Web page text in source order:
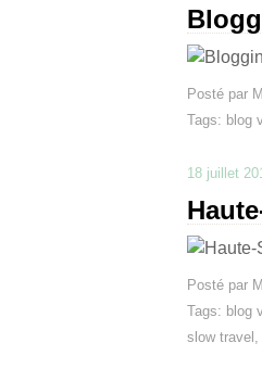
Posté par
Tags: blog
18 juillet
Posté par
Tags: blog
slow travel ,